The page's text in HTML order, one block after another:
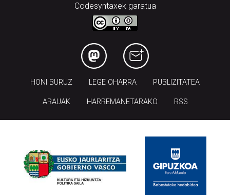
Codesyntaxek garatua
HONI BURUZ LEGE OHARRA PUBLIZITATEA
ARAUAK HARREMANETARAKO RSS